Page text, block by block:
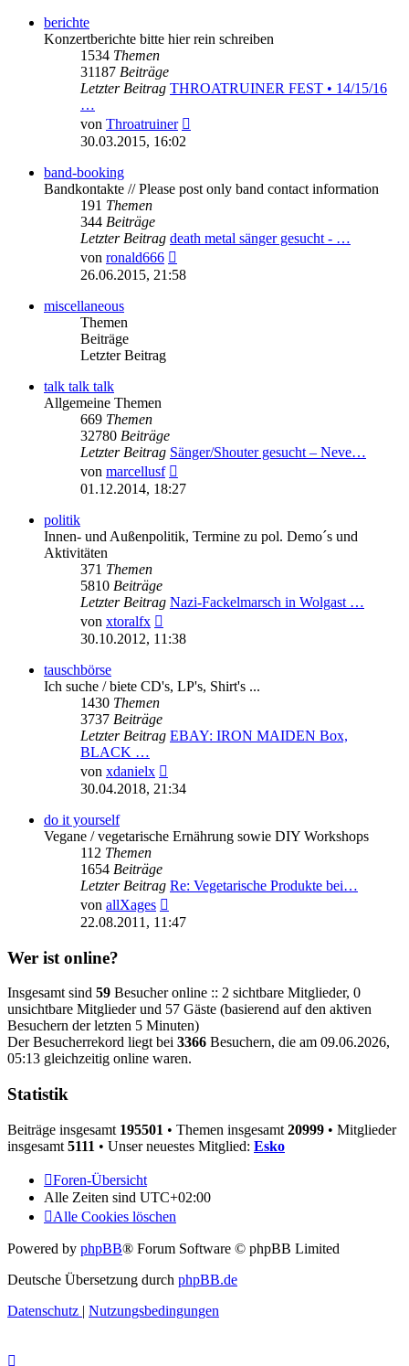
berichte
Konzertberichte bitte hier rein schreiben
1534 Themen
31187 Beiträge
Letzter Beitrag THROATRUINER FEST • 14/15/16
…
von Throatruiner
30.03.2015, 16:02
band-booking
Bandkontakte // Please post only band contact information
191 Themen
344 Beiträge
Letzter Beitrag death metal sänger gesucht - …
von ronald666
Beitrag
26.06.2015, 21:58
miscellaneous
Themen
Beiträge
Letzter Beitrag
talk talk talk
Allgemeine Themen
669 Themen
32780 Beiträge
Letzter Beitrag Sänger/Shouter gesucht – Neve…
von marcellusf
Beitrag
01.12.2014, 18:27
politik
Innen- und Außenpolitik, Termine zu pol. Demo´s und
Aktivitäten
371 Themen
5810 Beiträge
Letzter Beitrag Nazi-Fackelmarsch in Wolgast …
von xtoralfx
Beitrag
30.10.2012, 11:38
tauschbörse
Ich suche / biete CD's, LP's, Shirt's ...
1430 Themen
3737 Beiträge
Letzter Beitrag EBAY: IRON MAIDEN Box,
BLACK …
von xdanielx
Beitrag
30.04.2018, 21:34
do it yourself
Vegane / vegetarische Ernährung sowie DIY Workshops
112 Themen
1654 Beiträge
Letzter Beitrag Re: Vegetarische Produkte bei…
von allXages
Beitrag
22.08.2011, 11:47
Wer ist online?
Insgesamt sind 59 Besucher online :: 2 sichtbare Mitglieder, 0
unsichtbare Mitglieder und 57 Gäste (basierend auf den aktiven
Besuchern der letzten 5 Minuten)
Der Besucherrekord liegt bei 3366 Besuchern, die am 09.06.2026,
05:13 gleichzeitig online waren.
Statistik
Beiträge insgesamt 195501 • Themen insgesamt 20999 • Mitglieder
insgesamt 5111 • Unser neuestes Mitglied: Esko
Foren-Übersicht
Alle Zeiten sind UTC+02:00
Alle Cookies löschen
Powered by phpBB® Forum Software © phpBB Limited
Deutsche Übersetzung durch phpBB.de
Datenschutz | Nutzungsbedingungen